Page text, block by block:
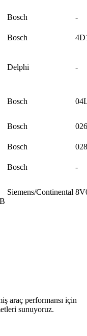
Bosch
-
Bosch
Delphi -
Bosch
Bosch
Bosch
Bosch
-
Siemens/Continental
araç performansı için
sunuyoruz.